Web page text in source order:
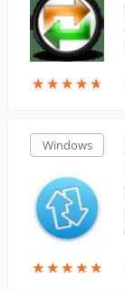
★★★★★
★★★★★
Windows
★★★★★
★★★★★